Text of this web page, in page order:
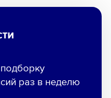
раз в неделю